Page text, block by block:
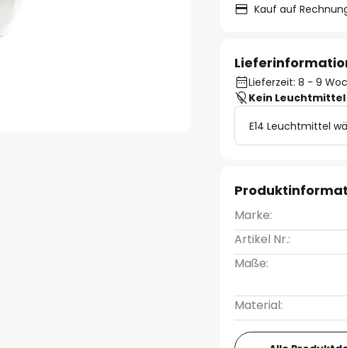
Kauf auf
Lieferzeit: 8 - 9
Kein Leuchtmittel
E14 Leuchtmittel
Marke:
Artikel Nr.:
Maße:
Material: